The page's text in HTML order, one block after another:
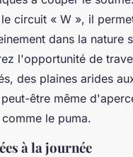
circuit « W », il
dans la nature
l'opportunité de
des plaines arides
être même
le puma.
à la journée